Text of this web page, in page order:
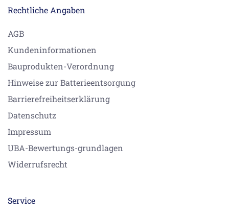
Rechtliche Angaben
AGB
Kundeninformationen
Bauprodukten-Verordnung
Hinweise zur Batterieentsorgung
Barrierefreiheitserklärung
Datenschutz
Impressum
UBA-Bewertungs-grundlagen
Widerrufsrecht
Service